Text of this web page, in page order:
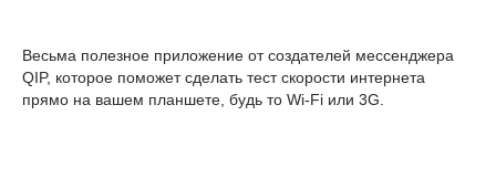
Весьма полезное приложение от создателей мессенджера
QIP, которое поможет сделать тест скорости интернета
прямо на вашем планшете, будь то Wi-Fi или 3G.